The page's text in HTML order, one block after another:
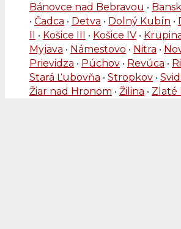
Bánovce nad Bebravou •
• Čadca • Detva • Dolný Kubín •
II • Košice III • Košice IV •
Myjava • Námestovo • Nitra •
Prievidza • Púchov • Revúca •
Stará Ľubovňa • Stropkov •
Žiar nad Hronom • Žilina • Zlaté